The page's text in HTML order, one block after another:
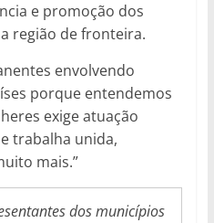
e promoção dos
região de fronteira.
envolvendo
porque entendemos
exige atuação
trabalha unida,
mais.”
dos municípios